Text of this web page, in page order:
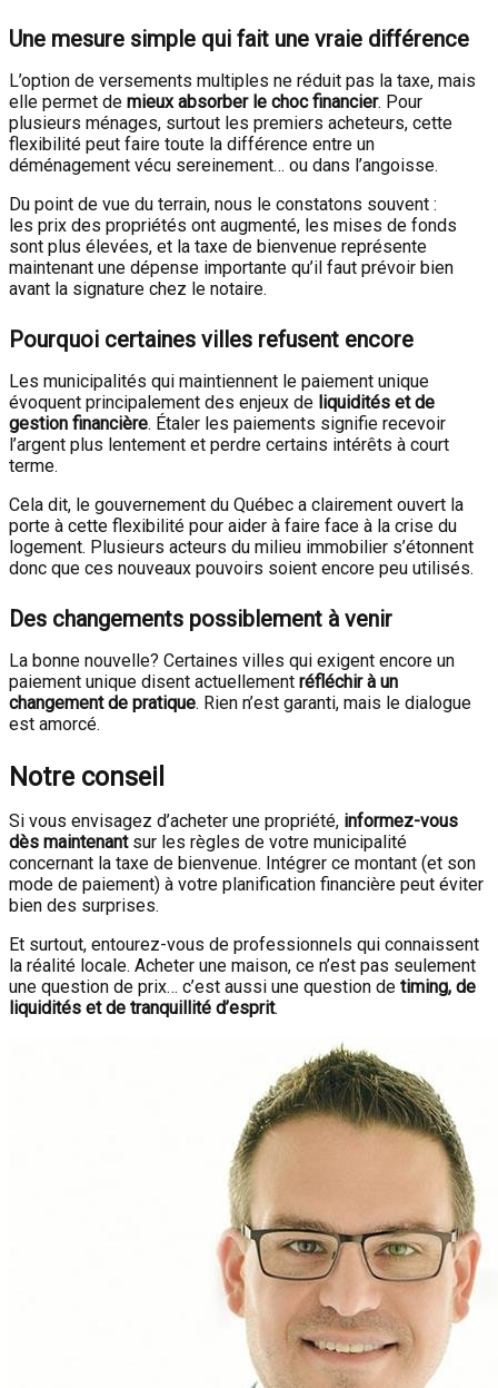
Une mesure simple qui fait une vraie différence
L’option de versements multiples ne réduit pas la taxe, mais
elle permet de mieux absorber le choc financier. Pour
plusieurs ménages, surtout les premiers acheteurs, cette
flexibilité peut faire toute la différence entre un
déménagement vécu sereinement… ou dans l’angoisse.
Du point de vue du terrain, nous le constatons souvent :
les prix des propriétés ont augmenté, les mises de fonds
sont plus élevées, et la taxe de bienvenue représente
maintenant une dépense importante qu’il faut prévoir bien
avant la signature chez le notaire.
Pourquoi certaines villes refusent encore
Les municipalités qui maintiennent le paiement unique
évoquent principalement des enjeux de liquidités et de
gestion financière. Étaler les paiements signifie recevoir
l’argent plus lentement et perdre certains intérêts à court
terme.
Cela dit, le gouvernement du Québec a clairement ouvert la
porte à cette flexibilité pour aider à faire face à la crise du
logement. Plusieurs acteurs du milieu immobilier s’étonnent
donc que ces nouveaux pouvoirs soient encore peu utilisés.
Des changements possiblement à venir
La bonne nouvelle? Certaines villes qui exigent encore un
paiement unique disent actuellement réfléchir à un
changement de pratique. Rien n’est garanti, mais le dialogue
est amorcé.
Notre conseil
Si vous envisagez d’acheter une propriété, informez-vous
dès maintenantsur les règles de votre municipalité
concernant la taxe de bienvenue. Intégrer ce montant (et son
mode de paiement) à votre planification financière peut éviter
bien des surprises.
Et surtout, entourez-vous de professionnels qui connaissent
la réalité locale. Acheter une maison, ce n’est pas seulement
une question de prix… c’est aussi une question de timing, de
liquidités et de tranquillité d’esprit.